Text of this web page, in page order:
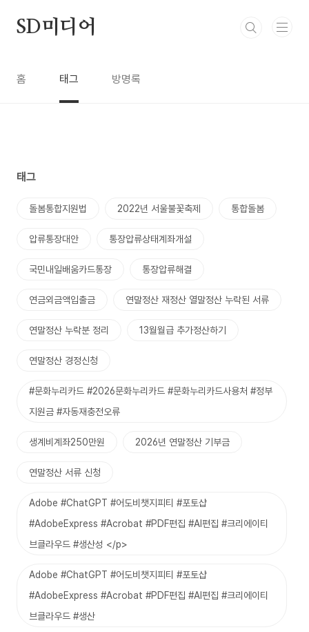
SD미디어
홈 태그 방명록
태그
돌봄통합지원법 2022년 서울불꽃축제 통합돌봄
압류통장대안 통장압류상태계좌개설
국민내일배움카드통장 통장압류해결
연금외금액입출금 연말정산 재정산 열말정산 누락된 서류
연말정산 누락분 정리 13월월급 추가정산하기
연말정산 경정신청
#문화누리카드 #2026문화누리카드 #문화누리카드사용처 #정부
지원금 #자동재충전오류
생계비계좌250만원 2026년 연말정산 기부금
연말정산 서류 신청
Adobe #ChatGPT #어도비챗지피티 #포토샵
#AdobeExpress #Acrobat #PDF편집 #AI편집 #크리에이티
브클라우드 #생산성 </p>
Adobe #ChatGPT #어도비챗지피티 #포토샵
#AdobeExpress #Acrobat #PDF편집 #AI편집 #크리에이티
브클라우드 #생산